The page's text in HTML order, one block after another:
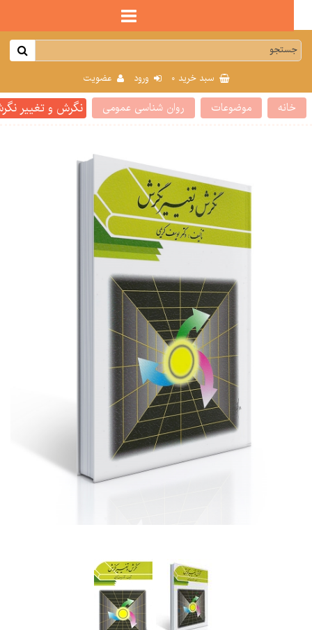
سبد خرید0 ورود عضویت
موضوعات روان شناسی عمومی نگرش و تغییر